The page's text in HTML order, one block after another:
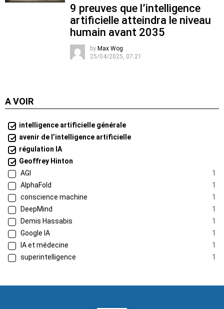
9 preuves que l’intelligence
artificielle atteindra le niveau
humain avant 2035
by Max Wog
25/04/2025, 07:21
A VOIR
intelligence artificielle générale
avenir de l’intelligence artificielle
régulation IA
Geoffrey Hinton
AGI
1
AlphaFold
1
conscience machine
1
DeepMind
1
Demis Hassabis
1
Google IA
1
IA et médecine
1
superintelligence
1